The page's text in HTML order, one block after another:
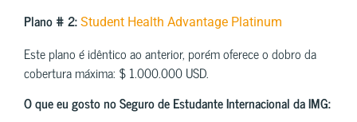
Plano # 2: Student Health Advantage Platinum
Este plano é idêntico ao anterior, porém oferece o dobro da
cobertura máxima: $ 1.000.000 USD.
O que eu gosto no Seguro de Estudante Internacional da IMG: